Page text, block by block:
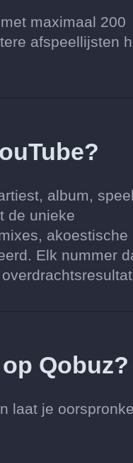
maximaal 200
afspeellijsten
album,
de unieke
akoestische
Elk nummer
Qobuz?
laat je